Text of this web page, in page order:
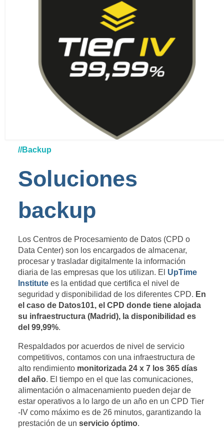
//Backup
Soluciones
backup
Los Centros de Procesamiento de Datos (CPD o
Data Center) son los encargados de almacenar,
procesar y trasladar digitalmente la información
diaria de las empresas que los utilizan. El UpTime
Institutees la entidad que certifica el nivel de
seguridad y disponibilidad de los diferentes CPD. En
el caso de Datos101, el CPD donde tiene alojada
su infraestructura (Madrid), la disponibilidad es
del 99,99%.
Respaldados por acuerdos de nivel de servicio
competitivos, contamos con una infraestructura de
alto rendimiento monitorizada 24 x 7 los 365 días
del año. El tiempo en el que las comunicaciones,
alimentación o almacenamiento pueden dejar de
estar operativos a lo largo de un año en un CPD Tier
-IV como máximo es de 26 minutos, garantizando la
prestación de un servicio óptimo.